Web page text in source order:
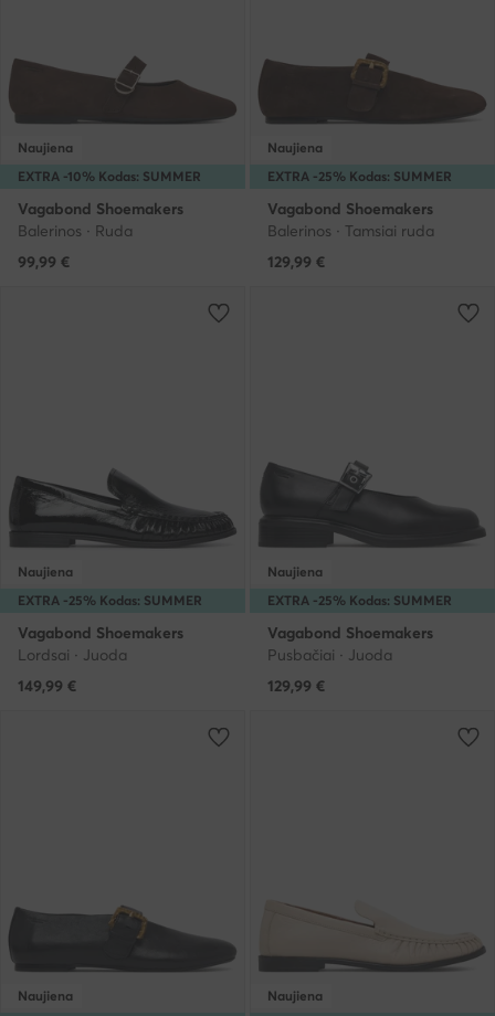
EXTRA -10% Kodas: SUMMER
Naujiena
Vagabond Shoemakers
Balerinos · Ruda
99,99 €
EXTRA -25% Kodas: SUMMER
Naujiena
Vagabond Shoemakers
Balerinos · Tamsiai ruda
129,99 €
EXTRA -25% Kodas: SUMMER
Naujiena
Vagabond Shoemakers
Lordsai · Juoda
149,99 €
EXTRA -25% Kodas: SUMMER
Naujiena
Vagabond Shoemakers
Pusbačiai · Juoda
129,99 €
Naujiena Naujiena